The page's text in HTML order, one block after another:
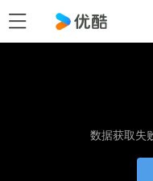
数据获取失